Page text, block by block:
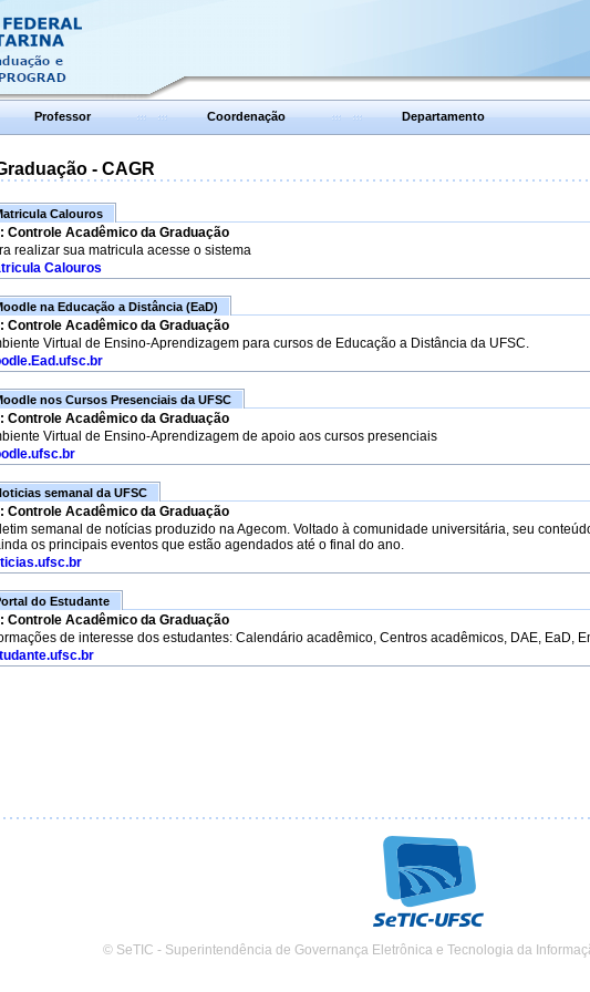
Professor Coordenação Departamento
- CAGR
Calouros
Controle Acadêmico da Graduação
realizar sua matricula acesse o sistema
Calouros
na Educação a Distância (EaD)
Controle Acadêmico da Graduação
Virtual de Ensino-Aprendizagem para cursos de Educação a Distância da UFSC.
nos Cursos Presenciais da UFSC
Controle Acadêmico da Graduação
Virtual de Ensino-Aprendizagem de apoio aos cursos presenciais
semanal da UFSC
Controle Acadêmico da Graduação
semanal de notícias produzido na Agecom. Voltado à comunidade universitária, seu
os principais eventos que estão agendados até o final do ano.
do Estudante
Controle Acadêmico da Graduação
de interesse dos estudantes: Calendário acadêmico, Centros acadêmicos, DAE, EaD,
© SeTIC - Superintendência de Governança Eletrônica e Tecnologia da